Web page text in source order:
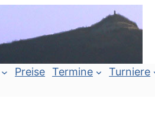
Preise Termine Turniere